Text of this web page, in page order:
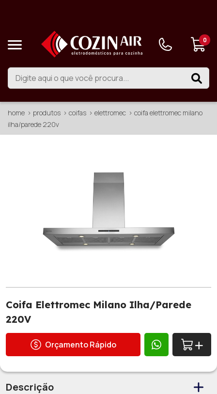
0
home produtos coifas elettromec
coifa elettromec milano
ilha/parede 220v
Coifa Elettromec Milano Ilha/Parede
220V
Orçamento Rápido
Descrição